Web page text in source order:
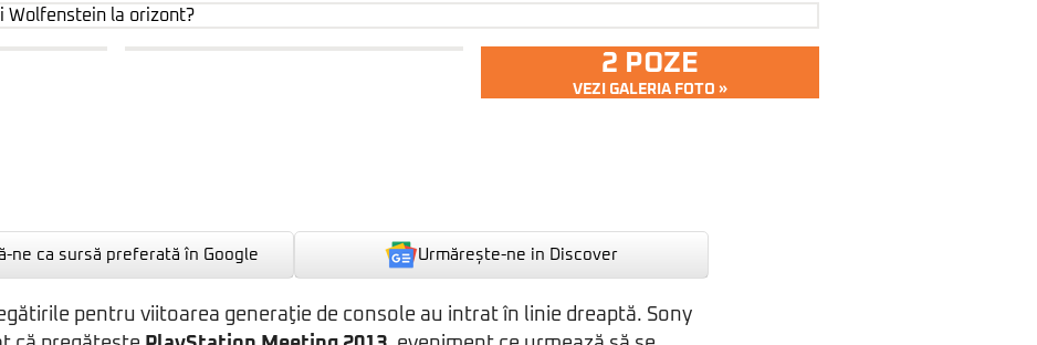
2 POZE
VEZI GALERIA FOTO »
ne ca sursă preferată în Google Urmărește-ne in Discover
pentru viitoarea generaţie de console au intrat în linie dreaptă. Sony